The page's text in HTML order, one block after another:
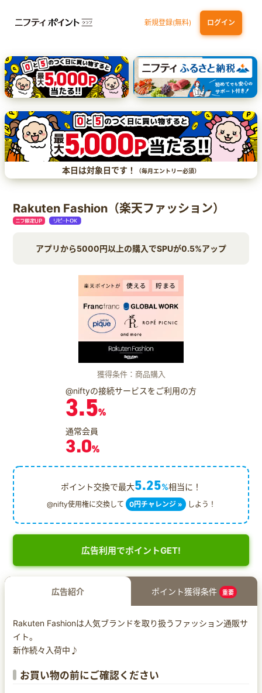
新規登録(無料) ログイン
三井住友カード（NL）オーロラデザイン
【三井住友銀行口座お持ちの方専用】Olive口座切替 P-one Wiz
ライフカードビジネスライトプラス dカード
本日は対象日です！ （毎月エントリー必須）
Rakuten Fashion（楽天ファッション）
アプリから5000円以上の購入でSPUが0.5%アップ
獲得条件：商品購入
@niftyの接続サービスをご利用の方
3.5%
通常会員
3.0%
ポイント交換で最大5.25%相当に！
@nifty使用権に交換して 0円チャレンジ » しよう！
広告利用でポイントGET!
広告紹介 ポイント獲得条件 重要
Rakuten Fashionは人気ブランドを取り扱うファッション通販サ
イト。
新作続々入荷中♪
お買い物の前にご確認ください